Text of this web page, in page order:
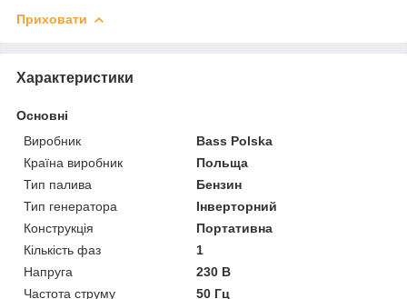
Приховати
Характеристики
Основні
Виробник
Bass Polska
Країна виробник
Польща
Тип палива
Бензин
Тип генератора
Інверторний
Конструкція
Портативна
Кількість фаз
1
Напруга
230 В
Частота струму
50 Гц